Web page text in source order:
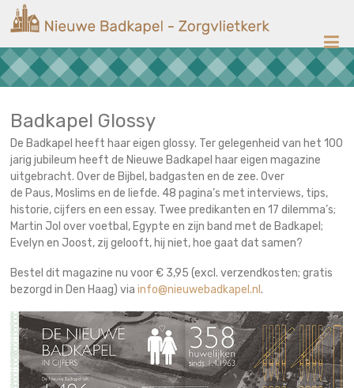
naar
inhoud
Nieuwe
Badkapel
Kerk
Badkapel Glossy
De Badkapel heeft haar eigen glossy. Ter gelegenheid van het 100
jarig jubileum heeft de Nieuwe Badkapel haar eigen magazine
uitgebracht. Over de Bijbel, badgasten en de zee. Over
de Paus, Moslims en de liefde. 48 pagina’s met interviews, tips,
historie, cijfers en een essay. Twee predikanten en 17 dilemma’s;
Martin Jol over voetbal, Egypte en zijn band met de Badkapel;
Evelyn en Joost, zij gelooft, hij niet, hoe gaat dat samen?
Bestel dit magazine nu voor € 3,95 (excl. verzendkosten; gratis
bezorgd in Den Haag) viainfo@nieuwebadkapel.nl.